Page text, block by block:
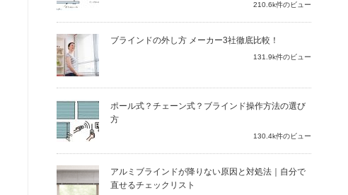
210.6k件のビュー
ブラインドの外し方 メーカー3社徹底比較！
131.9k件のビュー
ポール式？チェーン式？ブラインド操作方法の選び
方
130.4k件のビュー
アルミブラインドが降りない原因と対処法｜自分で
直せるチェックリスト